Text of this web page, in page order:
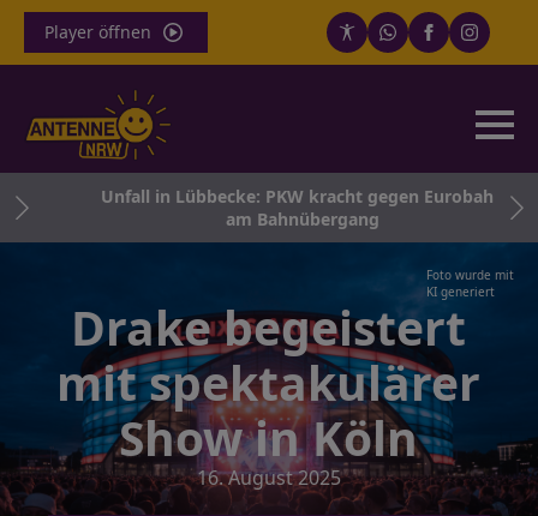
Player öffnen
Unfall in Lübbecke: PKW kracht gegen Eurobahn
am Bahnübergang
Foto wurde mit
KI generiert
Drake begeistert
mit spektakulärer
Show in Köln
16. August 2025